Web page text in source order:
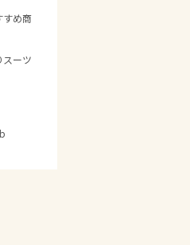
め商
ーツ